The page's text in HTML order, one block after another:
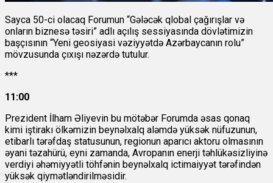
Sayca 50-ci olacaq Forumun “Gələcək qlobal çağırışlar və
onların biznesə təsiri” adlı açılış sessiyasında dövlətimizin
başçısının “Yeni geosiyasi vəziyyətdə Azərbaycanın rolu”
mövzusunda çıxışı nəzərdə tutulur.
***
11:00
Prezident İlham Əliyevin bu mötəbər Forumda əsas qonaq
kimi iştirakı ölkəmizin beynəlxalq aləmdə yüksək nüfuzunun,
etibarlı tərəfdaş statusunun, regionun aparıcı aktoru olmasının
əyani təzahürü, eyni zamanda, Avropanın enerji təhlükəsizliyinə
verdiyi əhəmiyyətli töhfənin beynəlxalq ictimaiyyət tərəfindən
yüksək qiymətləndirilməsidir.